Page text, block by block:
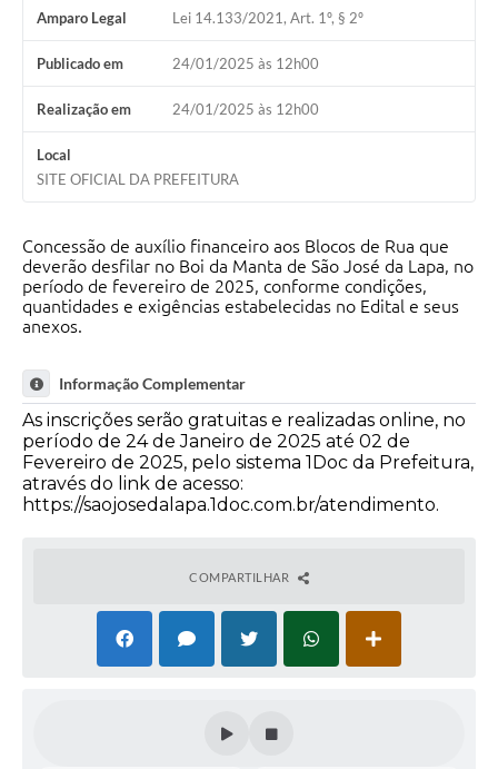
Amparo Legal Lei 14.133/2021, Art. 1º, § 2º
Publicado em 24/01/2025 às 12h00
Realização em 24/01/2025 às 12h00
Local
SITE OFICIAL DA PREFEITURA
Concessão de auxílio financeiro aos Blocos de Rua que
deverão desfilar no Boi da Manta de São José da Lapa, no
período de fevereiro de 2025, conforme condições,
quantidades e exigências estabelecidas no Edital e seus
anexos.
Informação Complementar
As inscrições serão gratuitas e realizadas online, no
período de 24 de Janeiro de 2025 até 02 de
Fevereiro de 2025, pelo sistema 1Doc da Prefeitura,
através do link de acesso:
https://saojosedalapa.1doc.com.br/atendimento.
COMPARTILHAR